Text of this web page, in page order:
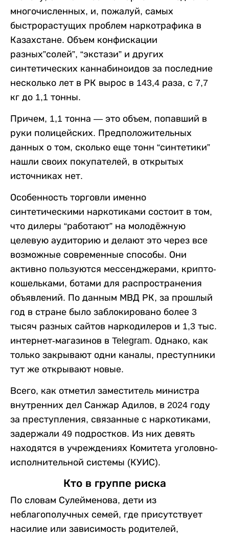
многочисленных, и, пожалуй, самых
быстрорастущих проблем наркотрафика в
Казахстане. Объем конфискации
разных”солей”, “экстази” и других
синтетических каннабиноидов за последние
несколько лет в РК вырос в 143,4 раза, с 7,7
кг до 1,1 тонны.
Причем, 1,1 тонна — это объем, попавший в
руки полицейских. Предположительных
данных о том, сколько еще тонн “синтетики”
нашли своих покупателей, в открытых
источниках нет.
Особенность торговли именно
синтетическими наркотиками состоит в том,
что дилеры “работают” на молодёжную
целевую аудиторию и делают это через все
возможные современные способы. Они
активно пользуются мессенджерами, крипто-
кошельками, ботами для распространения
объявлений. По данным МВД РК, за прошлый
год в стране было заблокировано более 3
тысяч разных сайтов наркодилеров и 1,3 тыс.
интернет-магазинов в Telegram. Однако, как
только закрывают одни каналы, преступники
тут же открывают новые.
Всего, как отметил заместитель министра
внутренних дел Санжар Адилов, в 2024 году
за преступления, связанные с наркотиками,
задержали 49 подростков. Из них девять
находятся в учреждениях Комитета уголовно-
исполнительной системы (КУИС).
Кто в группе риска
По словам Сулейменова, дети из
неблагополучных семей, где присутствует
насилие или зависимость родителей,